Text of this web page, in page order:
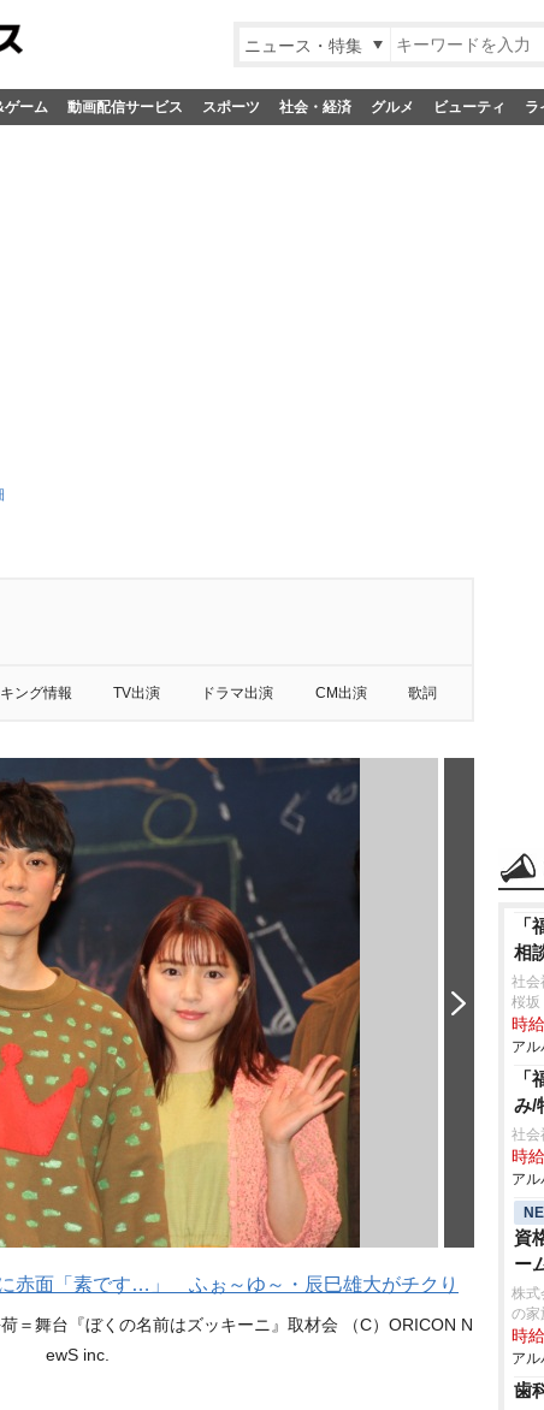
ニュース・特集
ゲーム 動画配信サービス スポーツ 社会・経済 グルメ ビューティ ラ
ング情報 TV出演 ドラマ出演 CM出演 歌詞
赤面「素です…」 ふぉ～ゆ～・辰巳雄大がチクり
＝舞台『ぼくの名前はズッキーニ』取材会 （C）ORICON N
ewS inc.
相
社会
桜坂
時
ア
み/
社会
時
ア
資
ー
株式
の家
時
アル
歯